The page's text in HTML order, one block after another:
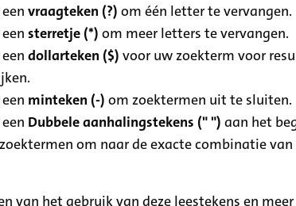
eenvraagteken (?) om één letter te vervangen.
eensterretje (*) om meer letters te vervangen.
eendollarteken ($) voor uw zoekterm voor
minteken (-) om zoektermen uit te sluiten.
Dubbele aanhalingstekens (" ") aan het
om naar de exacte combinatie
van het gebruik van deze leestekens en